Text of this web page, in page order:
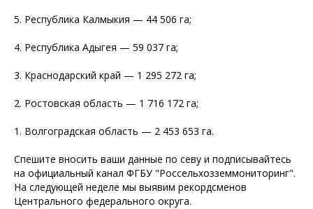
5. Республика Калмыкия — 44 506 га;
4. Республика Адыгея — 59 037 га;
3. Краснодарский край — 1 295 272 га;
2. Ростовская область — 1 716 172 га;
1. Волгоградская область — 2 453 653 га.
Спешите вносить ваши данные по севу и подписывайтесь
на официальный канал ФГБУ "Россельхозземмониторинг".
На следующей неделе мы выявим рекордсменов
Центрального федерального округа.